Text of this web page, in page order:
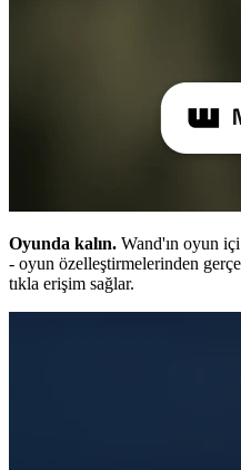
Oyunda kalın. Wand'ın oyun içi
- oyun özelleştirmelerinden
tıkla erişim sağlar.